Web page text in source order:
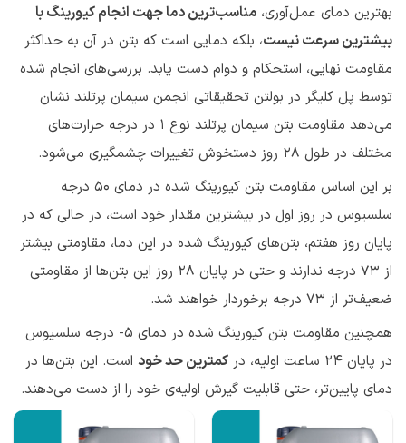
بهترین دمای عمل‌آوری، مناسب‌ترین دما جهت انجام کیورینگ با
بیشترین سرعت نیست، بلکه دمایی است که بتن در آن به حداکثر
مقاومت نهایی، استحکام و دوام دست یابد. بررسی‌های انجام شده
توسط پل کلیگر در بولتن تحقیقاتی انجمن سیمان پرتلند نشان
می‌دهد مقاومت بتن سیمان پرتلند نوع 1 در درجه حرارت‌های
مختلف در طول 28 روز دستخوش تغییرات چشمگیری می‌شود.
بر این اساس مقاومت بتن کیورینگ شده در دمای 50 درجه
سلسیوس در روز اول در بیشترین مقدار خود است، در حالی که در
پایان روز هفتم، بتن‌های کیورینگ شده در این دما، مقاومتی بیشتر
از 73 درجه ندارند و حتی در پایان 28 روز این بتن‌ها از مقاومتی
ضعیف‌تر از 73 درجه برخوردار خواهند شد.
همچنین مقاومت بتن کیورینگ شده در دمای 5- درجه سلسیوس
در پایان 24 ساعت اولیه، در
کمترین حد خود است. این بتن‌ها در
دمای پایین‌تر، حتی قابلیت گیرش اولیه‌ی خود را از دست می‌دهند.